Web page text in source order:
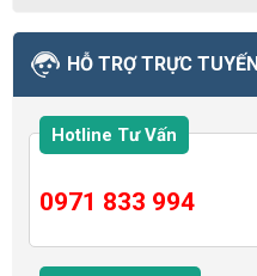
HỖ TRỢ TRỰC TUYẾN
Hotline Tư Vấn
0971 833 994